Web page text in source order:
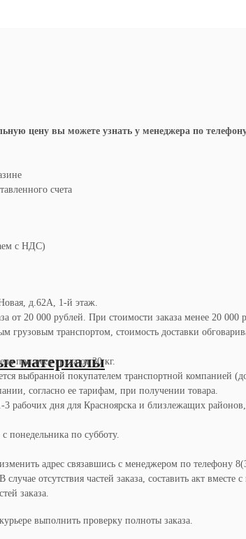
материалы
цену вы можете узнать у менеджера по
счета
с НДС)
д.62А, 1-й этаж.
от 20 000 рублей. При стоимости заказа менее 20 000
транспортом, стоимость доставки
при весе груза от 30 кг.
выбранной покупателем транспортной компанией
согласно ее тарифам, при получении товара.
рабочих дня для Красноярска и близлежащих
понедельника по субботу.
адрес связавшись с менеджером по телефону
отсутствия частей заказа, составить акт
заказа.
выполнить проверку полноты заказа.